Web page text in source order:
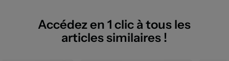
Accédez en 1 clic à tous les
articles similaires !